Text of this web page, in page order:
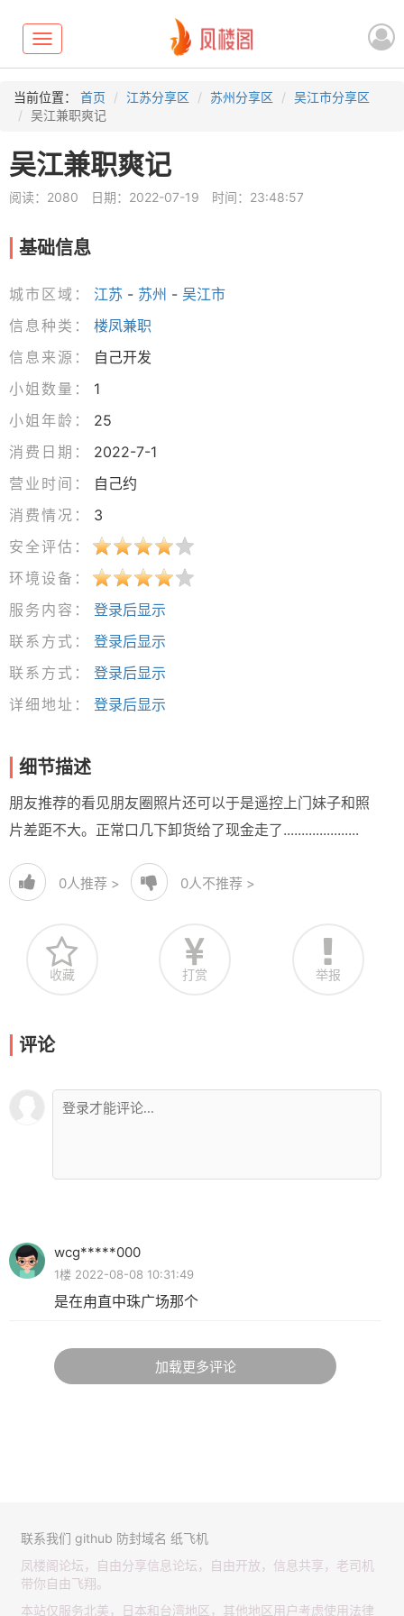
Toggle
navigation
当前位置： 首页 江苏分享区 苏州分享区
吴江市分享区
吴江兼职爽记
吴江兼职爽记
阅读：2080 日期：2022-07-19 时间：23:48:57
基础信息
城市区域： 江苏 - 苏州 - 吴江市
信息种类：
楼凤兼职
信息来源：
自己开发
小姐数量：
1
小姐年龄：
25
消费日期：
2022-7-1
营业时间：
自己约
消费情况：
3
安全评估：
环境设备：
服务内容：
登录后显示
联系方式：
登录后显示
联系方式：
登录后显示
详细地址：
登录后显示
细节描述
朋友推荐的看见朋友圈照片还可以于是遥控上门妹子和照
片差距不大。正常口几下卸货给了现金走了.....................
0人推荐 > 0人不推荐 >
收藏 打赏 举报
评论
wcg*****000
1楼 2022-08-08 10:31:49
是在甪直中珠广场那个
加载更多评论
联系我们 github 防封域名 纸飞机
凤楼阁论坛，自由分享信息论坛，自由开放，信息共享，老司机
带你自由飞翔。
本站仅服务北美，日本和台湾地区，其他地区用户考虑使用法律